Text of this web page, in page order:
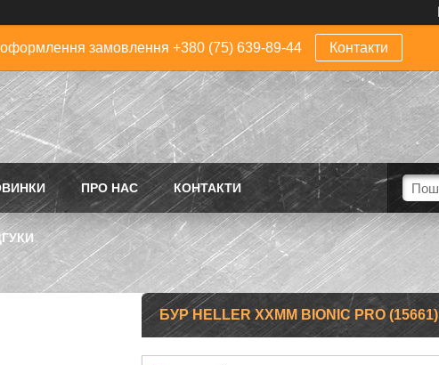
замовлення +380 (75) 639-89-44 Контакти
ПРО НАС КОНТАКТИ
БУР HELLER ХХММ BIONIC PRO (15661)